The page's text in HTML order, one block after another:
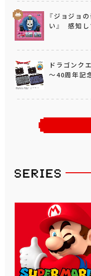
『ジョジョ
い』 感知
ドラゴン
～40周年記